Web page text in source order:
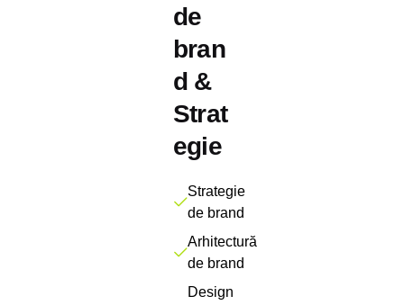
de
bran
d &
Strat
egie
Strategie
de brand
Arhitectură
de brand
Design